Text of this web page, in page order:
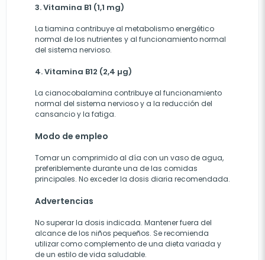
3. Vitamina B1 (1,1 mg)
La tiamina contribuye al metabolismo energético
normal de los nutrientes y al funcionamiento normal
del sistema nervioso.
4. Vitamina B12 (2,4 µg)
La cianocobalamina contribuye al funcionamiento
normal del sistema nervioso y a la reducción del
cansancio y la fatiga.
Modo de empleo
Tomar un comprimido al día con un vaso de agua,
preferiblemente durante una de las comidas
principales. No exceder la dosis diaria recomendada.
Advertencias
No superar la dosis indicada. Mantener fuera del
alcance de los niños pequeños. Se recomienda
utilizar como complemento de una dieta variada y
de un estilo de vida saludable.